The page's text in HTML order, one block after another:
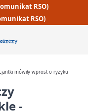
RSO)
RSO)
mówiły wprost o ryzyku
-